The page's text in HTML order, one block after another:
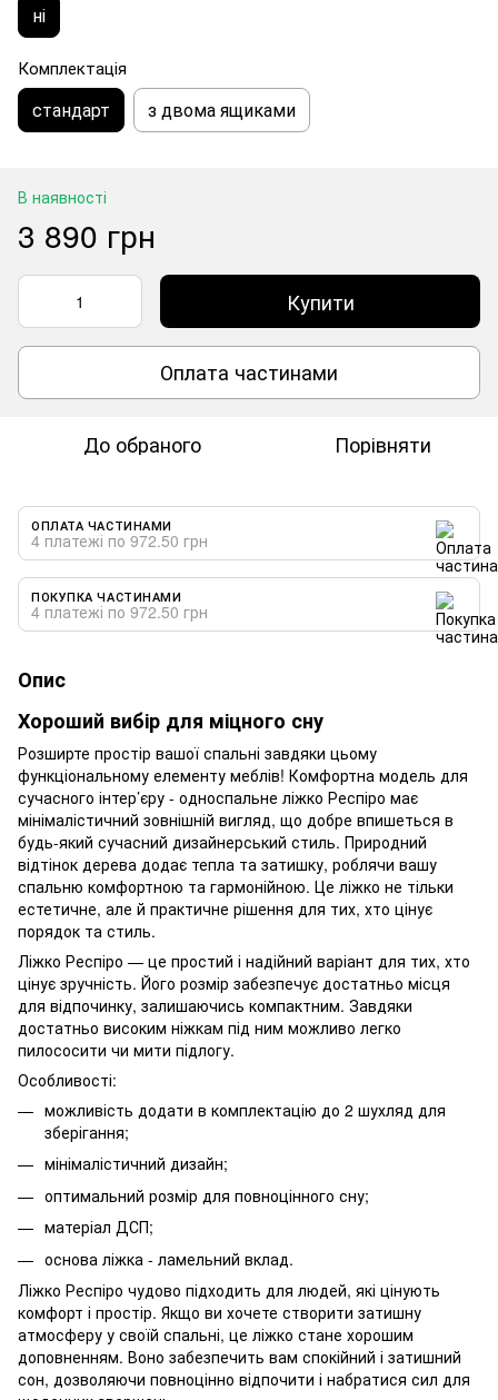
ні
Комплектація
стандарт з двома ящиками
В наявності
3 890 грн
Купити
Оплата частинами
До обраного Порівняти
ОПЛАТА ЧАСТИНАМИ
4 платежі по 972.50 грн
ПОКУПКА ЧАСТИНАМИ
4 платежі по 972.50 грн
Опис
Хороший вибір для міцного сну
Розширте простір вашої спальні завдяки цьому
функціональному елементу меблів! Комфортна модель для
сучасного інтер’єру - односпальне ліжко Респіро має
мінімалістичний зовнішній вигляд, що добре впишеться в
будь-який сучасний дизайнерський стиль. Природний
відтінок дерева додає тепла та затишку, роблячи вашу
спальню комфортною та гармонійною. Це ліжко не тільки
естетичне, але й практичне рішення для тих, хто цінує
порядок та стиль.
Ліжко Респіро — це простий і надійний варіант для тих, хто
цінує зручність. Його розмір забезпечує достатньо місця
для відпочинку, залишаючись компактним. Завдяки
достатньо високим ніжкам під ним можливо легко
пилососити чи мити підлогу.
Особливості:
можливість додати в комплектацію до 2 шухляд для
зберігання;
мінімалістичний дизайн;
оптимальний розмір для повноцінного сну;
матеріал ДСП;
основа ліжка - ламельний вклад.
Ліжко Респіро чудово підходить для людей, які цінують
комфорт і простір. Якщо ви хочете створити затишну
атмосферу у своїй спальні, це ліжко стане хорошим
доповненням. Воно забезпечить вам спокійний і затишний
сон, дозволяючи повноцінно відпочити і набратися сил для